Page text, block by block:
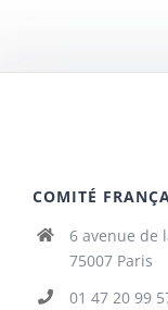
COMITÉ
6 avenue de
75007 Paris
01 47 20 99